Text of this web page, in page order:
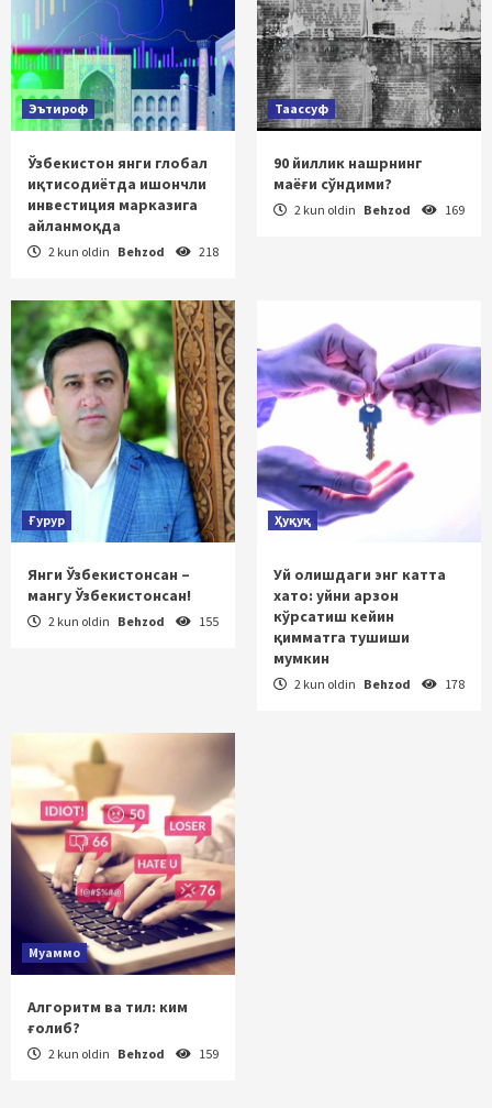
Эътироф
Ўзбекистон янги глобал
иқтисодиётда ишончли
инвестиция марказига
айланмоқда
2 kun oldin Behzod 218
Таассуф
90 йиллик нашрнинг
маёғи сўндими?
2 kun oldin Behzod 169
Ғурур
Янги Ўзбекистонсан –
мангу Ўзбекистонсан!
2 kun oldin Behzod 155
Ҳуқуқ
Уй олишдаги энг катта
хато: уйни арзон
кўрсатиш кейин
қимматга тушиши
мумкин
2 kun oldin Behzod 178
Муаммо
Алгоритм ва тил: ким
ғолиб?
2 kun oldin Behzod 159